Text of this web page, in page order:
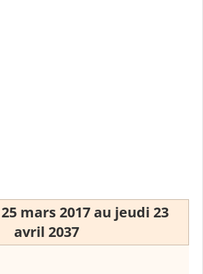
mars 2017 au jeudi 23
avril 2037